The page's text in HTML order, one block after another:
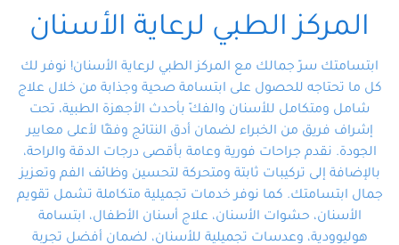
وتضمن لك حلاً شاملًا لجميع
المتخصص ذوي الخبرة، ستجد نفسك
في أيد أمينة تلبي احتياجاتك بكل
احترافية ودقة.
المركز الطبي لرعاية الأسنان
ابتسامتك سرّ جمالك مع المركز الطبي لرعاية الأسنان! نوفر لك
كل ما تحتاجه للحصول على ابتسامة صحية وجذابة من خلال علاج
شامل ومتكامل للأسنان والفكّ بأحدث الأجهزة الطبية، تحت
إشراف فريق من الخبراء لضمان أدق النتائج وفقًا لأعلى معايير
الجودة. نقدم جراحات فورية وعامة بأقصى درجات الدقة والراحة،
بالإضافة إلى تركيبات ثابتة ومتحركة لتحسين وظائف الفم وتعزيز
جمال ابتسامتك. كما نوفر خدمات تجميلية متكاملة تشمل تقويم
الأسنان، حشوات الأسنان، علاج أسنان الأطفال، ابتسامة
هوليوودية، وعدسات تجميلية للأسنان، لضمان أفضل تجربة